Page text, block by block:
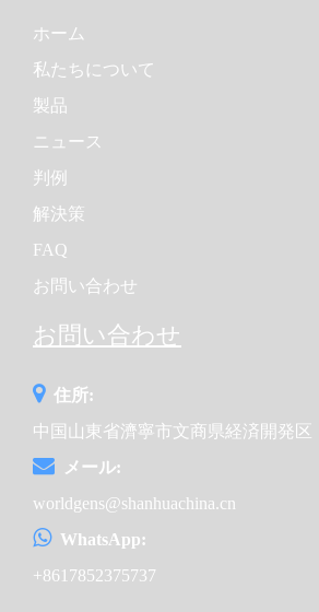
ホーム
私たちについて
製品
ニュース
判例
解決策
FAQ
お問い合わせ
お問い合わせ
住所:
中国山東省濟寧市文商県経済開発区
メール:
worldgens@shanhuachina.cn
WhatsApp:
+8617852375737